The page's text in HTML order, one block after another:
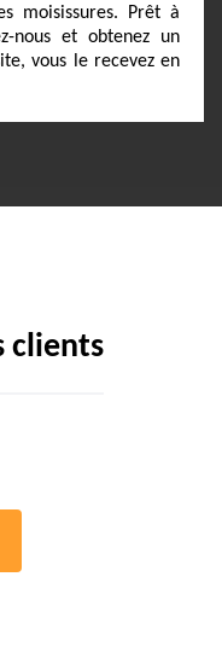
moisissures. Prêt à
nous et obtenez un
vous le recevez en
clients